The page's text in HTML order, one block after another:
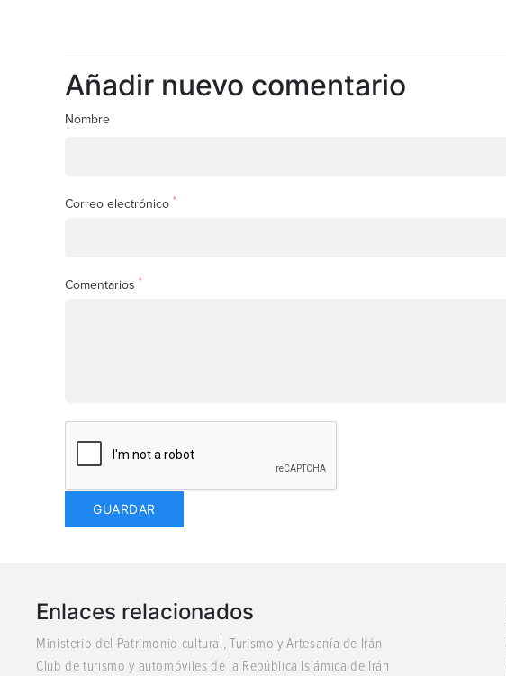
Añadir nuevo comentario
Nombre
Correo electrónico *
Comentarios *
Enlaces relacionados
Ministerio del Patrimonio cultural, Turismo y Artesanía de Irán
Club de turismo y automóviles de la República Islámica de Irán